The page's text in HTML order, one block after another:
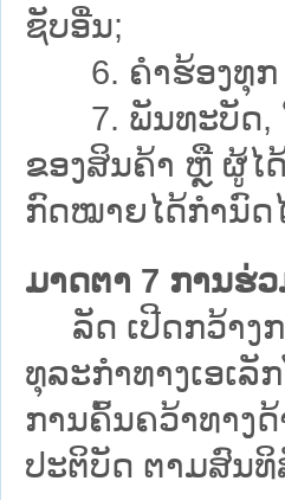
ຊັບອື່ນ;
6. ຄຳຮ້ອງທຸກ
7. ພັນທະບັດ, ໃ
ຂອງສິນຄ້າ ຫຼື ຜູ້ໄ
ກົດໝາຍໄດ້ກຳນົດ
ມາດຕາ 7 ການຮ່
ລັດ ເປີດກວ້າງກ
ທຸລະກຳທາງເອເ
ການຄົ້ນຄວ້າທາງ
ປະຕິບັດ ຕາມສົນ